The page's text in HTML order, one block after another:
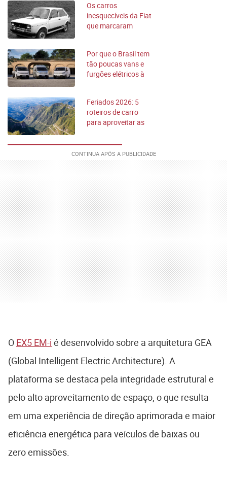
Os carros
inesquecíveis da Fiat
que marcaram
Por que o Brasil tem
tão poucas vans e
furgões elétricos à
Feriados 2026: 5
roteiros de carro
para aproveitar as
O EX5 EM-i é desenvolvido sobre a arquitetura GEA
(Global Intelligent Electric Architecture). A
plataforma se destaca pela integridade estrutural e
pelo alto aproveitamento de espaço, o que resulta
em uma experiência de direção aprimorada e maior
eficiência energética para veículos de baixas ou
zero emissões.